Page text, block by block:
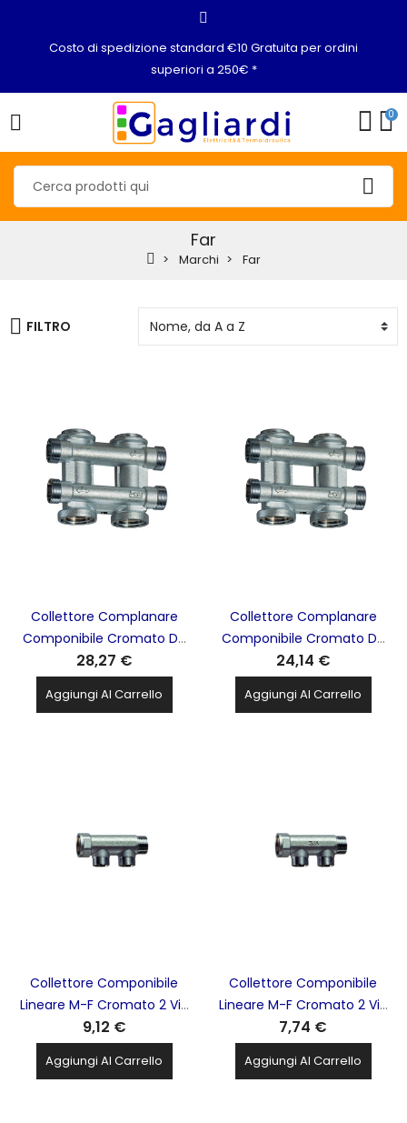
Costo di spedizione standard €10 Gratuita per ordini
superiori a 250€ *
0
Far
Marchi Far
FILTRO
Collettore Complanare
Componibile Cromato Da
1'' FAR - 3750 1
28,27 €
Aggiungi Al Carrello
Collettore Complanare
Componibile Cromato Da
3/4'' FAR - 3750 34
24,14 €
Aggiungi Al Carrello
Collettore Componibile
Lineare M-F Cromato 2 Vie
1'' Int. 36mm FAR - 3300 1
9,12 €
Aggiungi Al Carrello
Collettore Componibile
Lineare M-F Cromato 2 Vie
3/4'' Int. 36mm FAR - 3300
34
7,74 €
Aggiungi Al Carrello